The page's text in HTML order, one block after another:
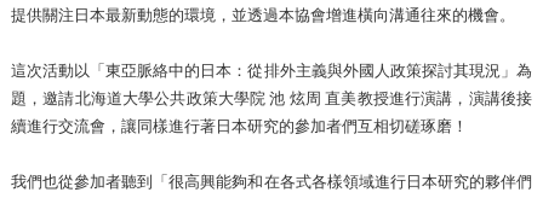
提供關注日本最新動態的環境，並透過本協會增進橫向溝通往來的機會。
這次活動以「東亞脈絡中的日本：從排外主義與外國人政策探討其現況」為
題，邀請北海道大學公共政策大學院 池 炫周 直美教授進行演講，演講後接
續進行交流會，讓同樣進行著日本研究的參加者們互相切磋琢磨！
我們也從參加者聽到「很高興能夠和在各式各樣領域進行日本研究的夥伴們